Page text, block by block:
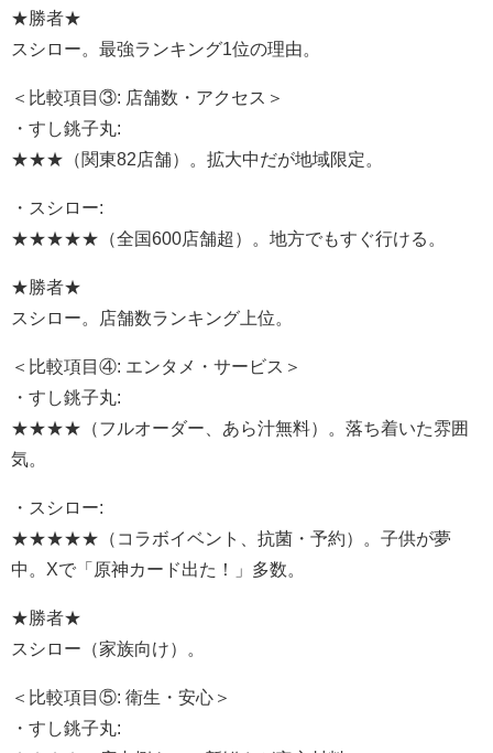
★勝者★
スシロー。最強ランキング1位の理由。
＜比較項目③: 店舗数・アクセス＞
・すし銚子丸:
★★★（関東82店舗）。拡大中だが地域限定。
・スシロー:
★★★★★（全国600店舗超）。地方でもすぐ行ける。
★勝者★
スシロー。店舗数ランキング上位。
＜比較項目④: エンタメ・サービス＞
・すし銚子丸:
★★★★（フルオーダー、あら汁無料）。落ち着いた雰囲
気。
・スシロー:
★★★★★（コラボイベント、抗菌・予約）。子供が夢
中。Xで「原神カード出た！」多数。
★勝者★
スシロー（家族向け）。
＜比較項目⑤: 衛生・安心＞
・すし銚子丸: